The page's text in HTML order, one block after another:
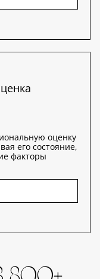
оценку
его состояние,
факторы